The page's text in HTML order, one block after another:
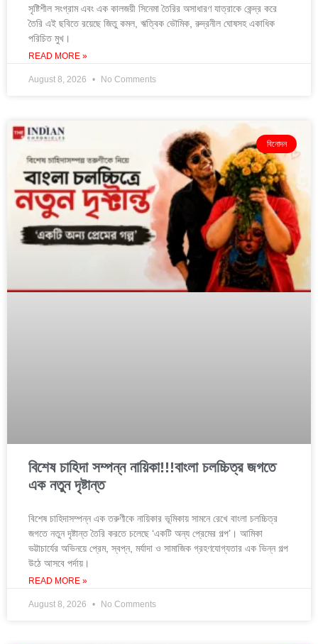
সৃষ্টিশীল সংগ্রাম এবং এক কালজয়ী সিনেমা তৈরির অসাধারণ যাত্রাকে কেন্দ্র করে
তৈরি এই ছবিতে রয়েছে জিতু কমল, ঋত্বিক ভৌমিক, রুদ্রনীল ঘোষসহ একাধিক
পরিচিত মুখ।
READ MORE »
August 8, 2026 No Comments
বিনোদন
বিশেষ চাহিদা সম্পন্ন নায়িকা!!!বাংলা চলচ্চিত্র জগতে
এক নতুন দৃষ্টান্ত
বিশেষ চাহিদাসম্পন্ন এক তরুণীকে নায়িকার ভূমিকায় সামনে রেখে বাংলা চলচ্চিত্র
জগতে নতুন দৃষ্টান্ত তৈরি করতে চলেছে ‘একটি অন্য প্রেমের গল্প’। আমিকা
ভট্টাচার্যের অভিনয়ে প্রেম, স্বপ্ন, মর্যাদা ও সামাজিক গ্রহণযোগ্যতার এক ভিন্ন গল্প
উঠে আসবে পর্দায়।
READ MORE »
August 8, 2026 No Comments